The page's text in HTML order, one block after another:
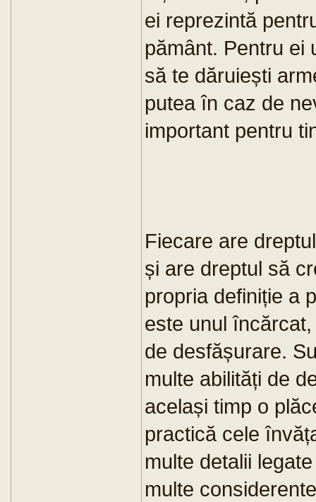
ei reprezintă
pământ. Pentru ei
să te dăruiești
putea în caz de
important pentru
Fiecare are
și are dreptul să
propria definiție a
este unul
de desfășurare.
multe abilități de
același timp o
practică cele
multe detalii
multe